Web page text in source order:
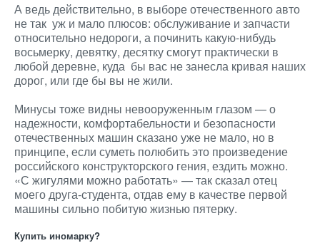
А ведь действительно, в выборе отечественного авто
не так уж и мало плюсов: обслуживание и запчасти
относительно недороги, а починить какую-нибудь
восьмерку, девятку, десятку смогут практически в
любой деревне, куда бы вас не занесла кривая наших
дорог, или где бы вы не жили.
Минусы тоже видны невооруженным глазом — о
надежности, комфортабельности и безопасности
отечественных машин сказано уже не мало, но в
принципе, если суметь полюбить это произведение
российского конструкторского гения, ездить можно.
«С жигулями можно работать» — так сказал отец
моего друга-студента, отдав ему в качестве первой
машины сильно побитую жизнью пятерку.
Купить иномарку?